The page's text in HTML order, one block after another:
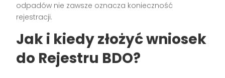
odpadów nie zawsze oznacza konieczność
rejestracji.
Jak i kiedy złożyć wniosek
do Rejestru BDO?